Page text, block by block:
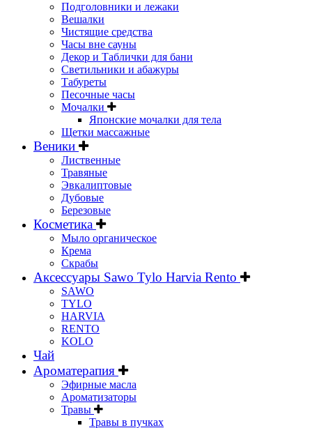
Подголовники и лежаки
Вешалки
Чистящие средства
Часы вне сауны
Декор и Таблички для бани
Светильники и абажуры
Табуреты
Песочные часы
Мочалки
Японские мочалки для тела
Щетки массажные
Веники
Лиственные
Травяные
Эвкалиптовые
Дубовые
Березовые
Косметика
Мыло органическое
Крема
Скрабы
Аксессуары Sawo Tylo Harvia Rento
SAWO
TYLO
HARVIA
RENTO
KOLO
Чай
Ароматерапия
Эфирные масла
Ароматизаторы
Травы
Травы в пучках